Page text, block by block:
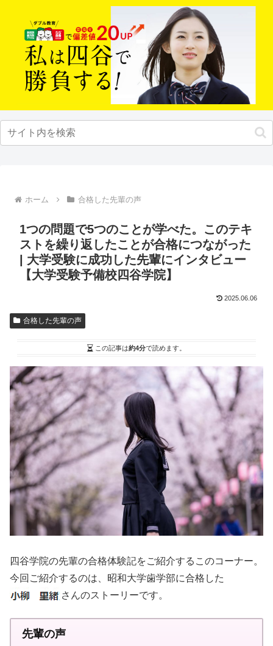
ホーム 合格した先輩の声
1つの問題で5つのことが学べた。このテキ
ストを繰り返したことが合格につながった
| 大学受験に成功した先輩にインタビュー
【大学受験予備校四谷学院】
2025.06.06
合格した先輩の声
この記事は約4分で読めます。
四谷学院の先輩の合格体験記をご紹介するこのコーナー。
今回ご紹介するのは、昭和大学歯学部に合格した
さんのストーリーです。
先輩の声